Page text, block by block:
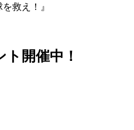
救え！』
開催中！